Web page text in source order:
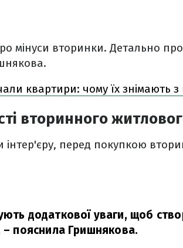
мінуси вторинки. Детально
квартири: чому їх знімають
вторинного
перед покупкою
додаткової уваги, щоб
– пояснила Гришнякова.